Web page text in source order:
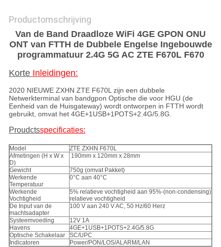
Productomschrijving
Van de Band Draadloze WiFi 4GE GPON ONU
ONT van FTTH de Dubbele Engelse Ingebouwde
programmatuur 2.4G 5G AC ZTE F670L F670
Korte Inleidingen:
2020 NIEUWE ZXHN ZTE F670L zijn een dubbele
Netwerkterminal van bandgpon Optische die voor HGU (de
Eenheid van de Huisgateway) wordt ontworpen in FTTH wordt
gebruikt, omvat het 4GE+1USB+1POTS+2.4G/5.8G.
Proudctsspecificaties:
Model
ZTE ZXHN F670L
Afmetingen (H x W x
D)
190mm x 120mm x 28mm
Gewicht
750g (omvat Pakket)
Werkende
Temperatuur
0°C aan 40°C
Werkende
Vochtigheid
5% relatieve vochtigheid aan 95%-(non-condensing)
relatieve vochtigheid
De Input van de
machtsadapter
100 V aan 240 V AC, 50 Hz/60 Herz
Systeemvoeding
12V 1A
Havens
4GE+1USB+1POTS+2.4G/5.8G
Optische Schakelaar
SC/UPC
Indicatoren
Power/PON/LOS/ALARM/LAN